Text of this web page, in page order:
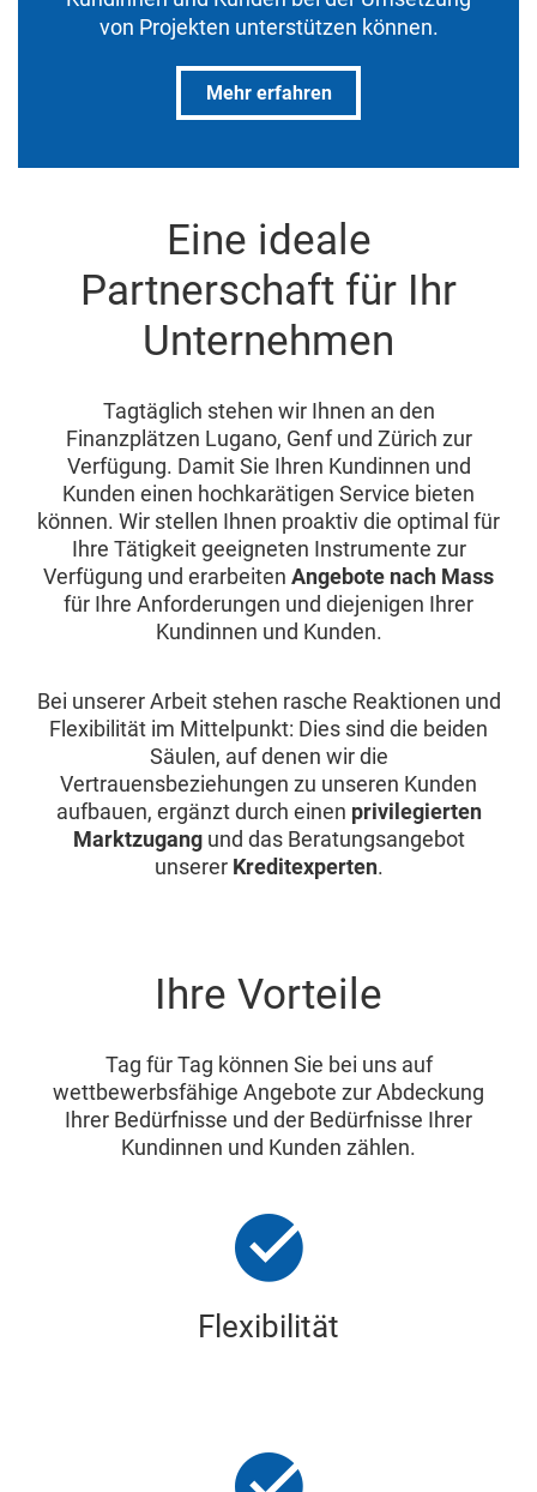
von Projekten unterstützen können.
Mehr erfahren
Eine ideale
Partnerschaft für Ihr
Unternehmen
Tagtäglich stehen wir Ihnen an den
Finanzplätzen Lugano, Genf und Zürich zur
Verfügung. Damit Sie Ihren Kundinnen und
Kunden einen hochkarätigen Service bieten
können. Wir stellen Ihnen proaktiv die optimal für
Ihre Tätigkeit geeigneten Instrumente zur
Verfügung und erarbeiten Angebote nach Mass
für Ihre Anforderungen und diejenigen Ihrer
Kundinnen und Kunden.
Bei unserer Arbeit stehen rasche Reaktionen und
Flexibilität im Mittelpunkt: Dies sind die beiden
Säulen, auf denen wir die
Vertrauensbeziehungen zu unseren Kunden
aufbauen, ergänzt durch einen privilegierten
Marktzugangund das Beratungsangebot
unserer Kreditexperten.
Ihre Vorteile
Tag für Tag können Sie bei uns auf
wettbewerbsfähige Angebote zur Abdeckung
Ihrer Bedürfnisse und der Bedürfnisse Ihrer
Kundinnen und Kunden zählen.
Flexibilität